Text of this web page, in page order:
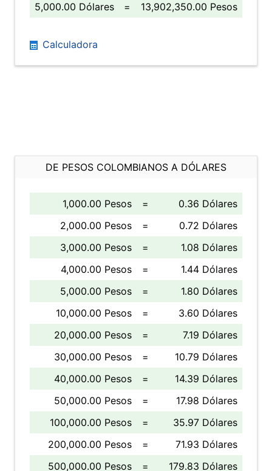
5,000.00 Dólares
= 13,902,350.00 Pesos
Calculadora
DE PESOS COLOMBIANOS A DÓLARES
1,000.00 Pesos =
0.36 Dólares
2,000.00 Pesos
=
0.72 Dólares
3,000.00 Pesos
=
1.08 Dólares
4,000.00 Pesos
=
1.44 Dólares
5,000.00 Pesos
=
1.80 Dólares
10,000.00 Pesos
=
3.60 Dólares
20,000.00 Pesos
=
7.19 Dólares
30,000.00 Pesos
=
10.79 Dólares
40,000.00 Pesos
=
14.39 Dólares
50,000.00 Pesos
=
17.98 Dólares
100,000.00 Pesos
=
35.97 Dólares
200,000.00 Pesos
=
71.93 Dólares
500,000.00 Pesos
= 179.83 Dólares